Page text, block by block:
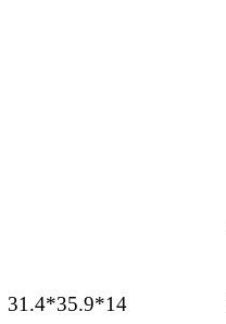
31.4*35.9*14